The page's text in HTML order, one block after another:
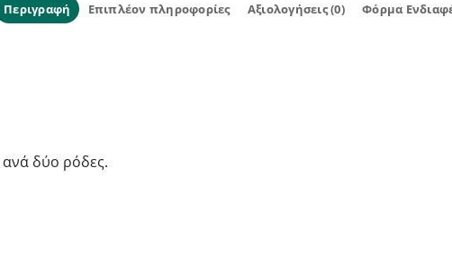
Περιγραφή Επιπλέον πληροφορίες Αξιολογήσεις (0) Φόρμα
δύο ρόδες.